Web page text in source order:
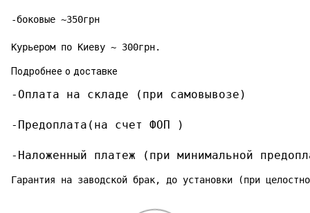
-боковые ~350грн
Курьером по Киеву ~ 300грн.
Подробнее о доставке
-Оплата на складе (при самовывозе)
-Предоплата(на счет ФОП )
-Наложенный платеж (при минимальной
Гарантия на заводской брак, до установки (при